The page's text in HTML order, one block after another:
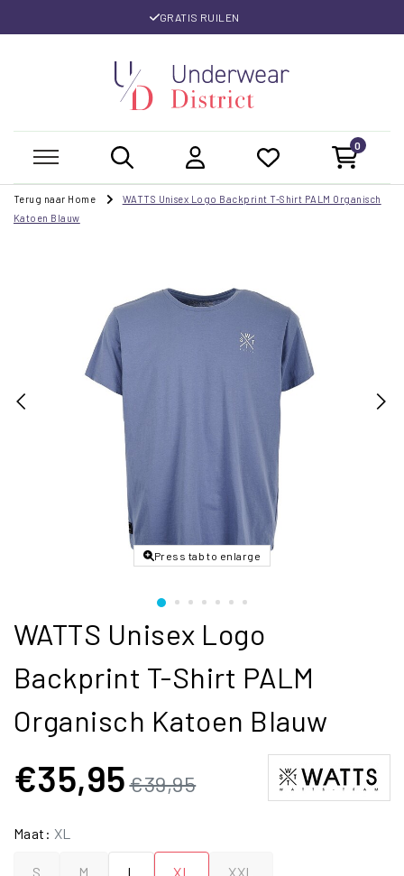
GRATIS RUILEN
0
Terug naar Home
WATTS Unisex Logo Backprint T-Shirt PALM Organisch
Katoen Blauw
Press tab to enlarge
WATTS Unisex Logo
Backprint T-Shirt PALM
Organisch Katoen Blauw
€35,95€39,95
Maat: XL
S M L XL XXL